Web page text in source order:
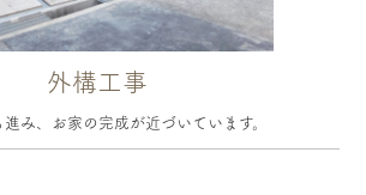
外構工事
み、お家の完成が近づいています。